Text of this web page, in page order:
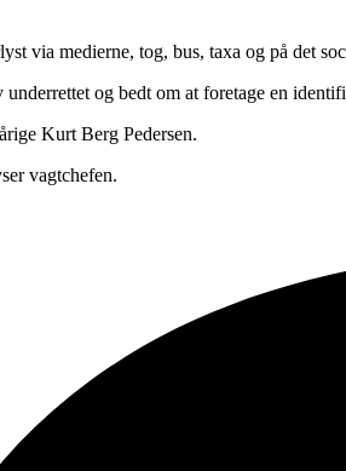
via medierne, tog, bus, taxa og på det
og bedt om at foretage en
Kurt Berg Pedersen.
vagtchefen.